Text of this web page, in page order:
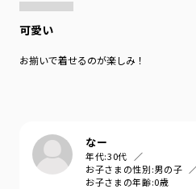
可愛い
お揃いで着せるのが楽しみ！
なー
年代:30代
お子さまの性別:男の子
お子さまの年齢:0歳